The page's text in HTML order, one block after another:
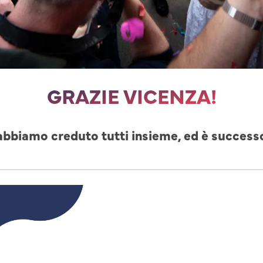
GRAZIE VICENZA!
creduto tutti insieme, ed è